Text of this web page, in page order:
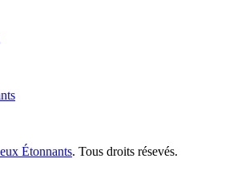
Étonnants. Tous droits résevés.